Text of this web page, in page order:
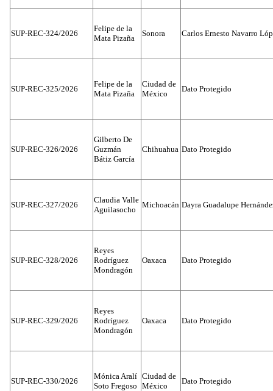
SUP-REC-324/2026
Felipe de la
Mata Pizaña
Sonora Carlos Ernesto Navarro
SUP-REC-325/2026
Felipe de la
Mata Pizaña
Ciudad de
México
Dato Protegido
SUP-REC-326/2026
Gilberto De
Guzmán
Bátiz García
Chihuahua Dato Protegido
SUP-REC-327/2026
Claudia Valle
Aguilasocho
Michoacán Dayra Guadalupe
SUP-REC-328/2026
Reyes
Rodríguez
Mondragón
Oaxaca Dato Protegido
SUP-REC-329/2026
Reyes
Rodríguez
Mondragón
Oaxaca Dato Protegido
SUP-REC-330/2026
Mónica Aralí
Soto Fregoso
Ciudad de
México
Dato Protegido